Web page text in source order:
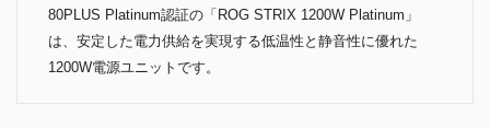
80PLUS Platinum認証の「ROG STRIX 1200W Platinum」
は、安定した電力供給を実現する低温性と静音性に優れた
1200W電源ユニットです。